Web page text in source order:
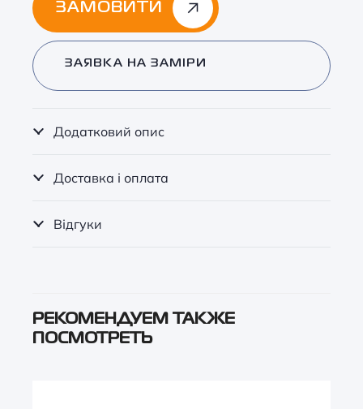
ЗАМОВИТИ
Alternative:
ЗАЯВКА НА ЗАМІРИ
Додатковий опис
Доставка і оплата
Відгуки
РЕКОМЕНДУЕМ ТАКЖЕ
ПОСМОТРЕТЬ